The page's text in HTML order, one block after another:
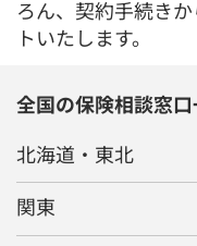
ろん、契約手続き
トいたします。
全国の保険相談窓
北海道・東北
関東